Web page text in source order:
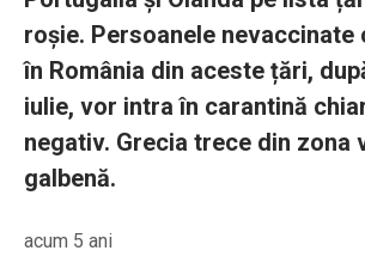
roșie. Persoanele nevaccinate
în România din aceste țări,
iulie, vor intra în carantină
negativ. Grecia trece din zona
galbenă.
acum 5 ani